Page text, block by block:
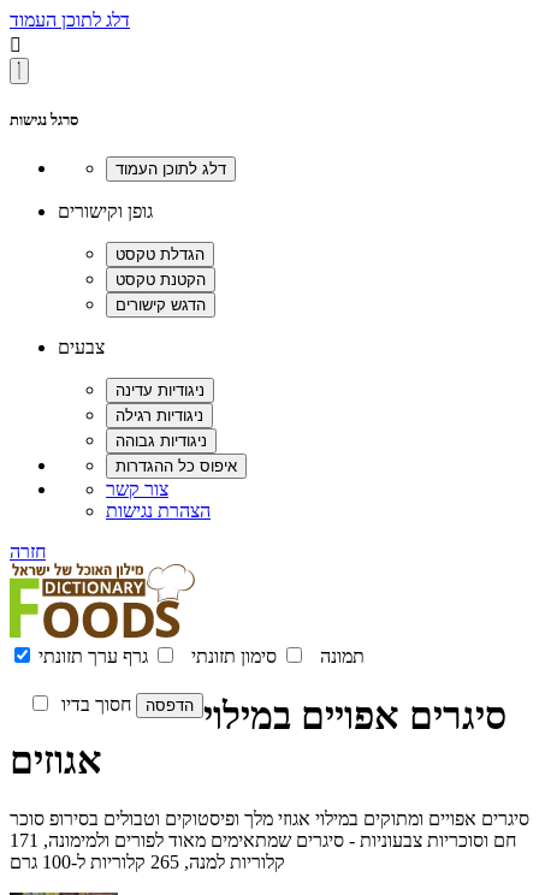
דלג לתוכן העמוד

סרגל נגישות
גופן וקישורים
צבעים
צור קשר
הצהרת נגישות
חזרה
תמונה סימון תזונתי גרף ערך תזונתי
חסוך בדיו
סיגרים אפויים במילוי
אגוזים
סיגרים אפויים ומתוקים במילוי אגוזי מלך ופיסטוקים וטבולים בסירופ סוכר
חם וסוכריות צבעוניות - סיגרים שמתאימים מאוד לפורים ולמימונה, 171
קלוריות למנה, 265 קלוריות ל-100 גרם